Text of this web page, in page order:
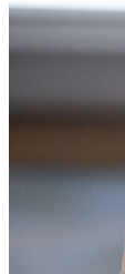
TV & Media
Tech &